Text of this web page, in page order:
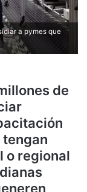
a pymes que
de
o regional